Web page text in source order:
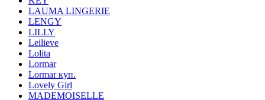
LAUMA LINGERIE
LENGY
LILLY
Leilieve
Lolita
Lormar
Lormar куп.
Lovely Girl
MADEMOISELLE